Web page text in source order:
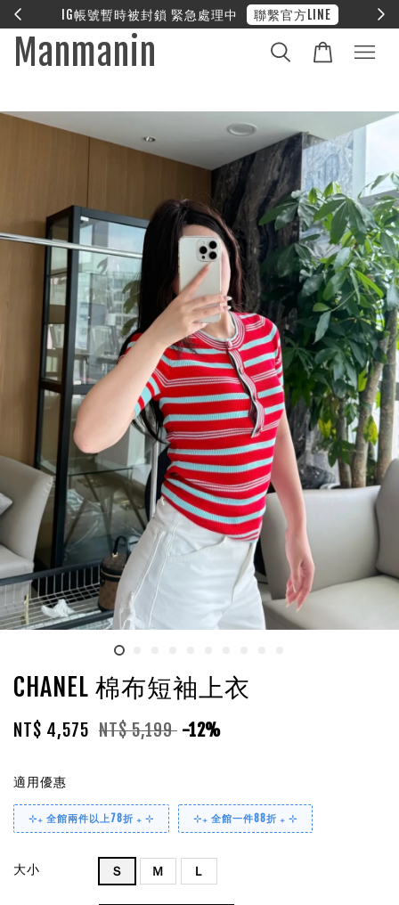
❤︎ 全館滿兩萬享免運
Manmanin
CHANEL 棉布短袖上衣
NT$ 4,575 NT$ 5,199 -12%
適用優惠
⊹₊ 全館兩件以上78折 ₊ ⊹ ⊹₊ 全館一件88折 ₊ ⊹
大小 Ｓ Ｍ Ｌ